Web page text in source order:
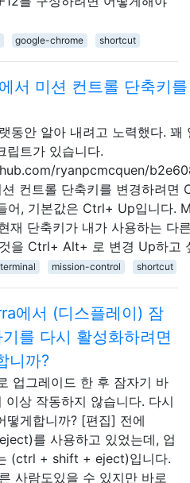
google-chrome shortcut
서 미션 컨트롤 단축키
동안 알아 내려고 노력했다. 꽤
립트가 있습니다.
ryanpcmcquen/
컨트롤 단축키를 변경하려면
어, 기본값은 Ctrl+ Up입니다.
재 단축키가 내가 사용하는 다
을 Ctrl+ Alt+ 로 변경 Up하고
terminal mission-control shortcut
에서 (디스플레이) 잠
를 다시 활성화하려면
니까?
업그레이드 한 후 잠자기 바
이상 작동하지 않습니다. 다시
떻게합니까? [편집] 전에
를 사용하고 있었는데, 업
(ctrl + shift + eject)입니다.
사람도있을 수 있지만 바로